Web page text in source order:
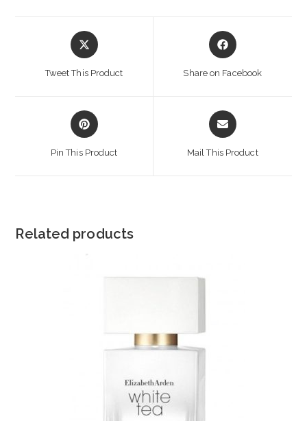
Opens
in
Tweet This Product
Opens
in
Share on Facebook
Opens
in
Pin This Product
Opens
in
Mail This Product
Related products